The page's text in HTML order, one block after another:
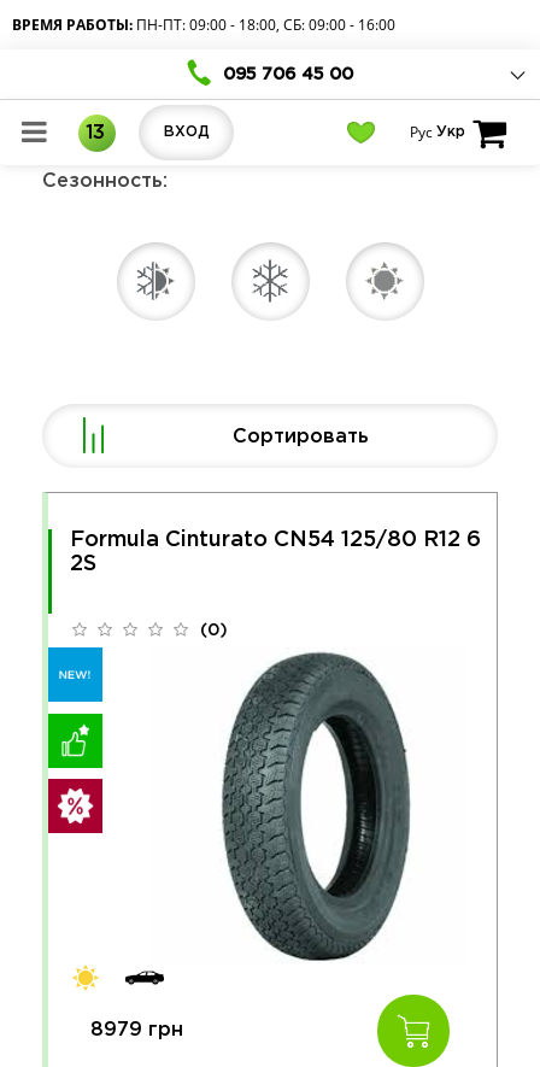
ВРЕМЯ РАБОТЫ: ПН-ПТ: 09:00 - 18:00, СБ: 09:00 - 16:00
095 706 45 00
13 ВХОД Рус Укр
Сезонность:
Сортировать
Formula Cinturato CN54 125/80 R12 6
2S
(0)
8979 грн